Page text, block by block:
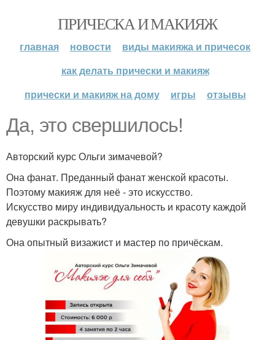
ПРИЧЕСКА И МАКИЯЖ
главная новости
виды макияжа и причесок
как делать прически и макияж
прически и макияж на дому
игры отзывы
Да, это свершилось!
Авторский курс Ольги зимачевой?
Она фанат. Преданный фанат женской красоты.
Поэтому макияж для неё - это искусство.
Искусство миру индивидуальность и красоту каждой
девушки раскрывать?
Она опытный визажист и мастер по причёскам.